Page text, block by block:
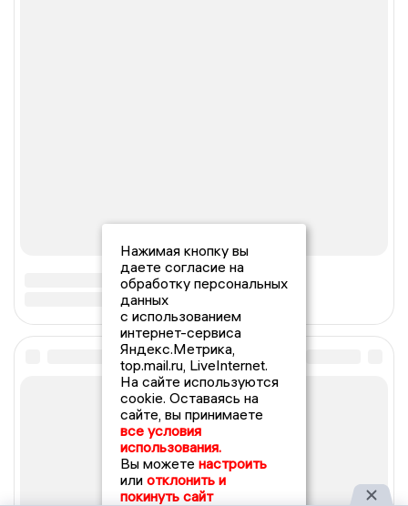
Нажимая кнопку вы
даете согласие на
обработку персональных
данных
с использованием
интернет-сервиса
Яндекс.Метрика,
top.mail.ru, LiveInternet.
На сайте используются
cookie. Оставаясь на
сайте, вы принимаете
все условия
использования.
Вы можете настроить
или отклонить и
покинуть сайт